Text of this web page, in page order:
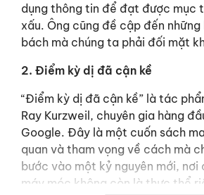
dụng thông tin để đạt được mục
xấu. Ông cũng đề cập đến
bách mà chúng ta phải đối mặt
2. Điểm kỳ dị đã cận kề
“Điểm kỳ dị đã cận kề” là tác
Ray Kurzweil, chuyên gia hàng
Google. Đây là một cuốn sách
quan và tham vọng về cách mà
bước vào một kỷ nguyên mới, nơi
máy móc không còn là thực thể